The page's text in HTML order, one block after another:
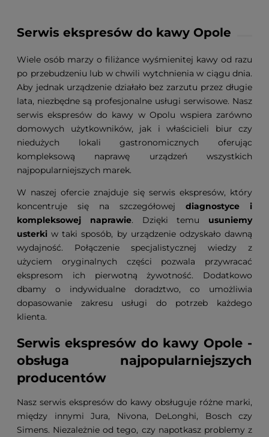
Serwis ekspresów do kawy Opole
Wiele osób marzy o filiżance wyśmienitej kawy od razu
po przebudzeniu lub w chwili wytchnienia w ciągu dnia.
Aby jednak urządzenie działało bez zarzutu przez długie
lata, niezbędne są profesjonalne usługi serwisowe. Nasz
serwis ekspresów do kawy w Opolu wspiera zarówno
domowych użytkowników, jak i właścicieli biur czy
niedużych lokali gastronomicznych oferując
kompleksową naprawę urządzeń wszystkich
najpopularniejszych marek.
W naszej ofercie znajduje się serwis ekspresów, który
koncentruje się na szczegółowej diagnostyce i
kompleksowej naprawie. Dzięki temu usuniemy
usterki w taki sposób, by urządzenie odzyskało dawną
wydajność. Połączenie specjalistycznej wiedzy z
użyciem oryginalnych części pozwala przywracać
ekspresom ich pierwotną żywotność. Dodatkowo
dbamy o indywidualne doradztwo, co umożliwia
dopasowanie zakresu usługi do potrzeb każdego
klienta.
Serwis ekspresów do kawy Opole -
obsługa najpopularniejszych
producentów
Nasz serwis ekspresów do kawy obsługuje różne marki,
między innymi Jura, Nivona, DeLonghi, Bosch czy
Simens. Niezależnie od tego, czy napotkasz problemy z